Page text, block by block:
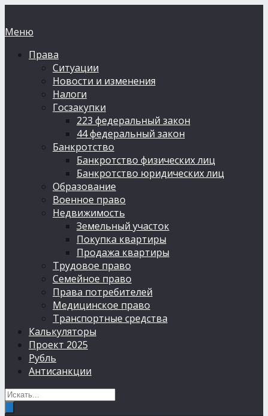
Меню
Права
Ситуации
Новости и изменения
Налоги
Госзакупки
223 федеральный закон
44 федеральный закон
Банкротство
Банкротство физических лиц
Банкротство юридических лиц
Образование
Военное право
Недвижимость
Земельный участок
Покупка квартиры
Продажа квартиры
Трудовое право
Семейное право
Права потребителей
Медицинское право
Транспортные средства
Калькуляторы
Проект 2025
Рубль
Антисанкции